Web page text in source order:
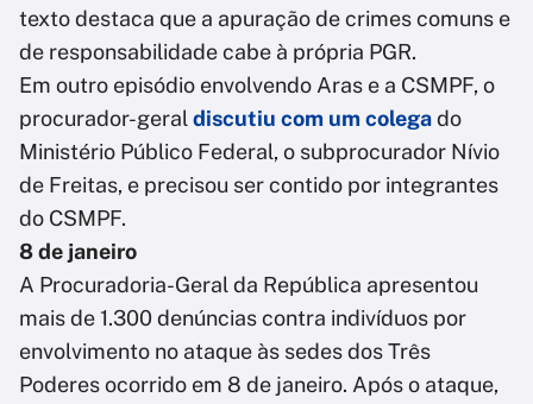
texto destaca que a apuração de crimes comuns e
de responsabilidade cabe à própria PGR.
Em outro episódio envolvendo Aras e a CSMPF, o
procurador-geraldiscutiu com um colegado
Ministério Público Federal, o subprocurador Nívio
de Freitas, e precisou ser contido por integrantes
do CSMPF.
8 de janeiro
A Procuradoria-Geral da República apresentou
mais de 1.300 denúncias contra indivíduos por
envolvimento no ataque às sedes dos Três
Poderes ocorrido em 8 de janeiro. Após o ataque,